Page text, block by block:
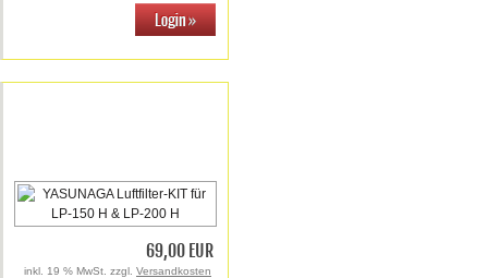
69,00 EUR
inkl. 19 % MwSt. zzgl. Versandkosten